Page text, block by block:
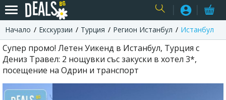
USER
Начало Екскурзии Турция Регион Истанбул Истанбул
Супер промо! Летен Уикенд в Истанбул, Турция с
Дениз Травел: 2 нощувки със закуски в хотел 3*,
посещение на Одрин и транспорт